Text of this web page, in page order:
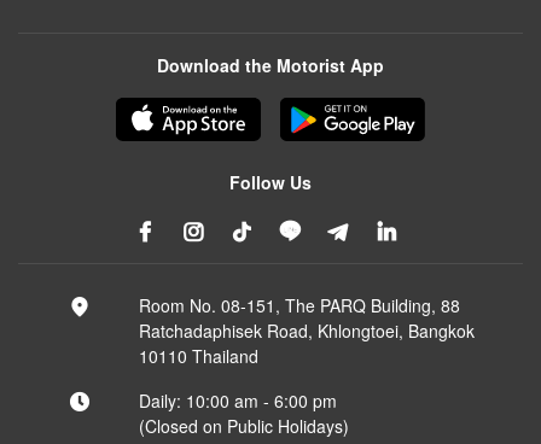
Download the Motorist App
Follow Us
Room No. 08-151, The PARQ Building, 88
Ratchadaphisek Road, Khlongtoei, Bangkok
10110 Thailand
Daily: 10:00 am - 6:00 pm
(Closed on Public Holidays)